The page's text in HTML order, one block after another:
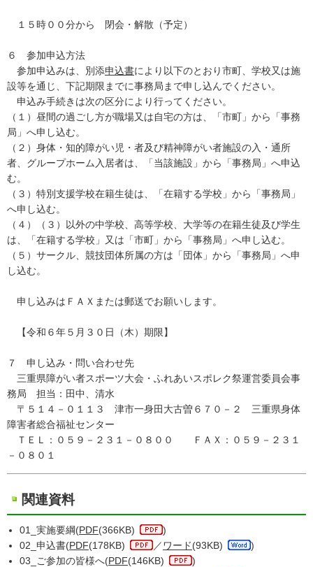
１５時００分から 閉会・解散（予定）
６ 参加申込方法
参加申込みは、別添申込書により以下のとおり市町、学校又は施
設等を通じ、下記期限までに事務局まで申し込んでください。
申込み手続きは次の区分により行ってください。
（１）昼間の過ごし方が職場又は自宅の方は、「市町」から「事務
局」へ申し込む。
（２）身体・知的障がい児・者及び精神障がい者施設の入・通所
者、グループホーム入居者は、「当該施設」から「事務局」へ申込
む。
（３）特別支援学校在籍生徒は、「在籍する学校」から「事務局」
へ申し込む。
（４）（３）以外の中学校、高等学校、大学等の在籍生徒及び学生
は、「在籍する学校」又は「市町」から「事務局」へ申し込む。
（５）サークル、競技団体所属の方は「団体」から「事務局」へ申
し込む。
申し込みはＦＡＸまたは郵送でお願いします。
【令和６年５月３０日（木）期限】
７ 申し込み・問い合わせ先
三重県障がい者スポーツ大会・ふれあいスポレク祭運営委員会事
務局 担当：田中、清水
〒５１４－０１１３ 津市一身田大古曽６７０－２ 三重県身体
障害者総合福祉センター
ＴＥＬ：０５９－２３１－０８００ ＦＡＸ：０５９－２３１
－０８０１
関連資料
01_実施要綱(PDF(366KB)
)
02_申込書(PDF(178KB) ／ ワード(93KB)
)
03_ご参加の皆様へ(PDF(146KB)
)